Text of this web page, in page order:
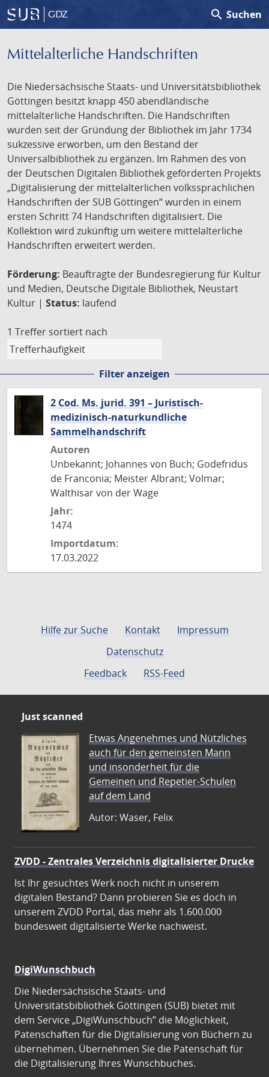
GDZ search Suchen
Mittelalterliche Handschriften
Die Niedersächsische Staats- und Universitätsbibliothek
Göttingen besitzt knapp 450 abendländische
mittelalterliche Handschriften. Die Handschriften
wurden seit der Gründung der Bibliothek im Jahr 1734
sukzessive erworben, um den Bestand der
Universalbibliothek zu ergänzen. Im Rahmen des von
der Deutschen Digitalen Bibliothek geförderten Projekts
„Digitalisierung der mittelalterlichen volkssprachlichen
Handschriften der SUB Göttingen“ wurden in einem
ersten Schritt 74 Handschriften digitalisiert. Die
Kollektion wird zukünftig um weitere mittelalterliche
Handschriften erweitert werden.
Förderung: Beauftragte der Bundesregierung für Kultur
und Medien, Deutsche Digitale Bibliothek, Neustart
Kultur | Status: laufend
1 Treffer sortiert nach
Filter anzeigen
2 Cod. Ms. jurid. 391 – Juristisch-
medizinisch-naturkundliche
Sammelhandschrift
Autoren
Unbekannt; Johannes von Buch; Godefridus
de Franconia; Meister Albrant; Volmar;
Walthisar von der Wage
Jahr:
1474
Importdatum:
17.03.2022
Hilfe zur Suche Kontakt
Impressum
Datenschutz
Feedback
RSS-Feed
Just scanned
Etwas Angenehmes und Nützliches
auch für den gemeinsten Mann
und insonderheit für die
Gemeinen und Repetier-Schulen
auf dem Land
Autor: Waser, Felix
ZVDD - Zentrales Verzeichnis digitalisierter Drucke
Ist Ihr gesuchtes Werk noch nicht in unserem
digitalen Bestand? Dann probieren Sie es doch in
unserem ZVDD Portal, das mehr als 1.600.000
bundesweit digitalisierte Werke nachweist.
DigiWunschbuch
Die Niedersächsische Staats- und
Universitätsbibliothek Göttingen (SUB) bietet mit
dem Service „DigiWunschbuch” die Möglichkeit,
Patenschaften für die Digitalisierung von Büchern zu
übernehmen. Übernehmen Sie die Patenschaft für
die Digitalisierung Ihres Wunschbuches.